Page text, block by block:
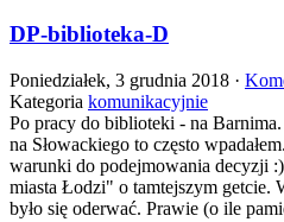
DP-biblioteka-D
Poniedziałek, 3 grudnia 2018 ·
Kategoria komunikacyjnie
Po pracy do biblioteki - na
na Słowackiego to często
warunki do podejmowania decyzji
miasta Łodzi" o tamtejszym getcie.
było się oderwać. Prawie (o ile